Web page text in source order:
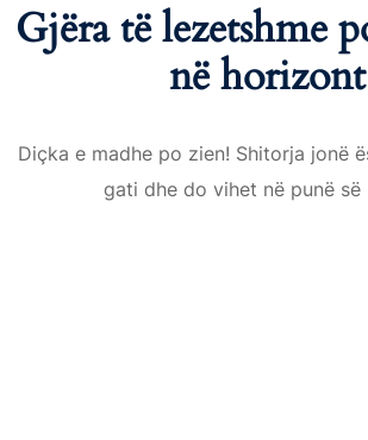
Gjëra të lezetshme
në horizont
Diçka e madhe po zien! Shitorja jonë
gati dhe do vihet në punë së